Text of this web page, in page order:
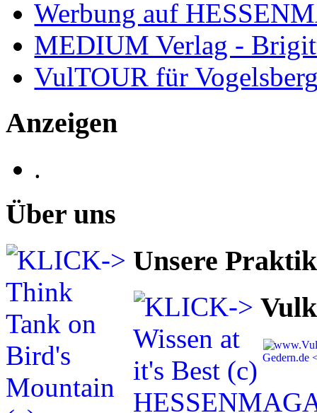
Werbung auf
MEDIUM Verlag -
VulTOUR für
Anzeigen
.
Über uns
Unsere